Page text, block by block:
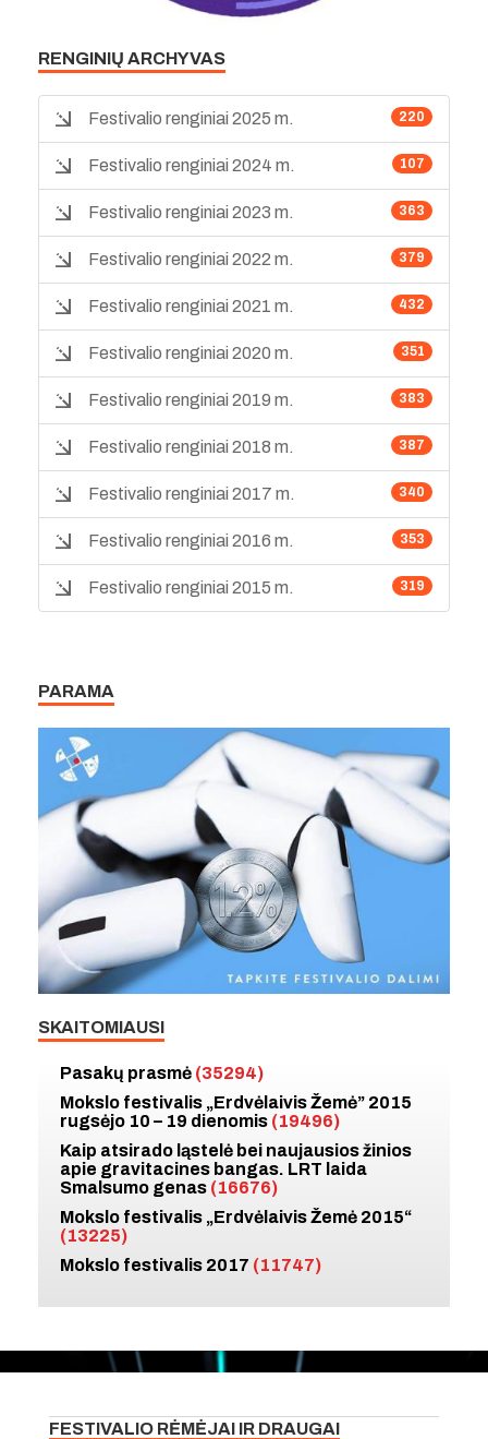
RENGINIŲ ARCHYVAS
220
Festivalio renginiai 2025 m.
107
Festivalio renginiai 2024 m.
363
Festivalio renginiai 2023 m.
379
Festivalio renginiai 2022 m.
432
Festivalio renginiai 2021 m.
351
Festivalio renginiai 2020 m.
383
Festivalio renginiai 2019 m.
387
Festivalio renginiai 2018 m.
340
Festivalio renginiai 2017 m.
353
Festivalio renginiai 2016 m.
319
Festivalio renginiai 2015 m.
PARAMA
SKAITOMIAUSI
Pasakų prasmė (35294)
Mokslo festivalis „Erdvėlaivis Žemė” 2015
rugsėjo 10 – 19 dienomis (19496)
Kaip atsirado ląstelė bei naujausios žinios
apie gravitacines bangas. LRT laida
Smalsumo genas (16676)
Mokslo festivalis „Erdvėlaivis Žemė 2015“
(13225)
Mokslo festivalis 2017 (11747)
FESTIVALIO RĖMĖJAI IR DRAUGAI